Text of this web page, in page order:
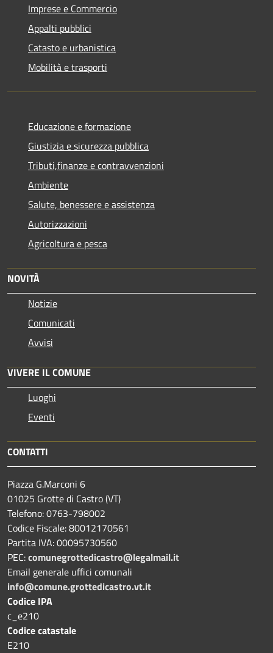
Imprese e Commercio
Appalti pubblici
Catasto e urbanistica
Mobilità e trasporti
Educazione e formazione
Giustizia e sicurezza pubblica
Tributi,finanze e contravvenzioni
Ambiente
Salute, benessere e assistenza
Autorizzazioni
Agricoltura e pesca
NOVITÀ
Notizie
Comunicati
Avvisi
VIVERE IL COMUNE
Luoghi
Eventi
CONTATTI
Piazza G.Marconi 6
01025 Grotte di Castro (VT)
Telefono: 0763-798002
Codice Fiscale: 80012170561
Partita IVA: 00095730560
PEC:comunegrottedicastro@legalmail.it
Email generale uffici comunali
info@comune.grottedicastro.vt.it
Codice IPA
c_e210
Codice catastale
E210